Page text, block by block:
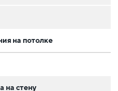
на потолке
на стену